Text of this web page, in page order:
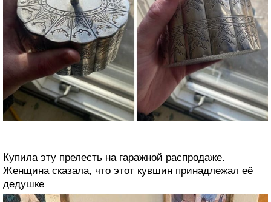
Купила эту прелесть на гаражной распродаже.
Женщина сказала, что этот кувшин принадлежал её
дедушке